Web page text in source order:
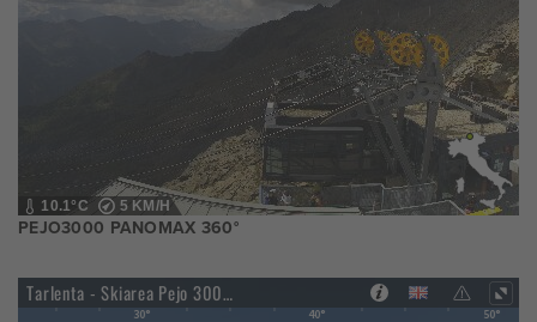
10.1°C 5 KM/H
PEJO3000 PANOMAX 360°